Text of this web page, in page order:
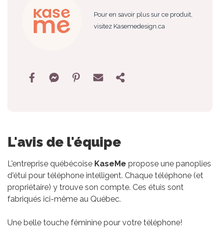
Pour en savoir plus sur ce produit,
visitez Kasemedesign.ca
L'avis de l'équipe
L'entreprise québécoise KaseMe propose une panoplies
d'étui pour téléphone intelligent. Chaque téléphone (et
propriétaire) y trouve son compte. Ces étuis sont
fabriqués ici-même au Québec.
Une belle touche féminine pour votre téléphone!